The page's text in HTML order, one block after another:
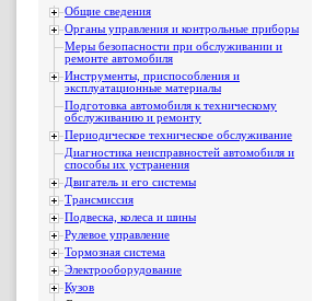
Общие сведения
Органы управления и контрольные приборы
Меры безопасности при обслуживании и
ремонте автомобиля
Инструменты, приспособления и
эксплуатационные материалы
Подготовка автомобиля к техническому
обслуживанию и ремонту
Периодическое техническое обслуживание
Диагностика неисправностей автомобиля и
способы их устранения
Двигатель и его системы
Трансмиссия
Подвеска, колеса и шины
Рулевое управление
Тормозная система
Электрооборудование
Кузов